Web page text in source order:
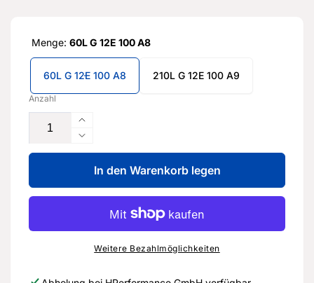
Menge: 60L G 12E 100 A8
60L G 12E 100 A8 210L G 12E 100 A9
Anzahl
Erhöhe
die
Menge
für
Kühlmittel-
Konzentrat
G
12E
Verringere
die
Menge
für
Kühlmittel-
Konzentrat
-
In den Warenkorb legen
Weitere Bezahlmöglichkeiten